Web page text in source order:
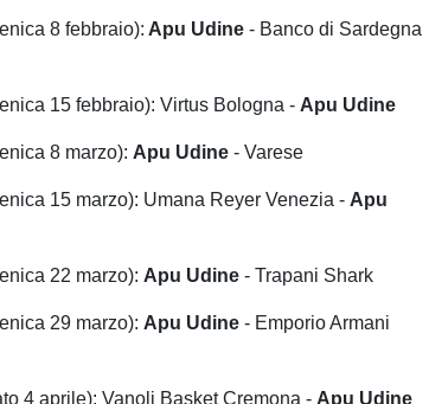
8 febbraio): Apu Udine - Banco di Sardegna
15 febbraio): Virtus Bologna - Apu Udine
8 marzo): Apu Udine - Varese
15 marzo): Umana Reyer Venezia - Apu
22 marzo): Apu Udine - Trapani Shark
29 marzo): Apu Udine - Emporio Armani
4 aprile): Vanoli Basket Cremona - Apu Udine